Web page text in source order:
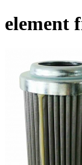
element